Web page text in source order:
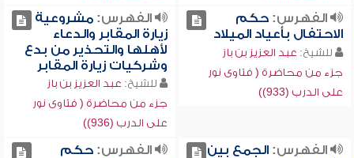
الفهرس:حكم
الاحتفال بأعياد الميلاد
للشيخ: عبد العزيز بن باز
جزء من محاضرة ( فتاوى نور
على الدرب (933))
الفهرس:مشروعية
زيارة المقابر والدعاء
لأهلها والتحذير من بدع
وشركيات زيارة المقابر
للشيخ: عبد العزيز بن باز
جزء من محاضرة ( فتاوى نور
على الدرب (936))
الفهرس:الجمع بين
الفهرس:حكم